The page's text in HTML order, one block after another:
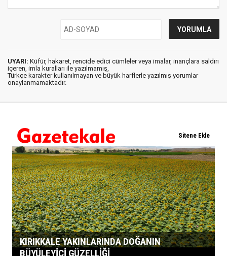
UYARI: Küfür, hakaret, rencide edici cümleler veya imalar, inançlara saldırı
içeren, imla kuralları ile yazılmamış,
Türkçe karakter kullanılmayan ve büyük harflerle yazılmış yorumlar
onaylanmamaktadır.